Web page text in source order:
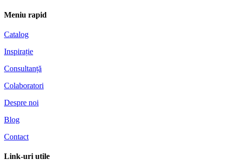
Meniu rapid
Catalog
Inspirație
Consultanță
Colaboratori
Despre noi
Blog
Contact
Link-uri utile